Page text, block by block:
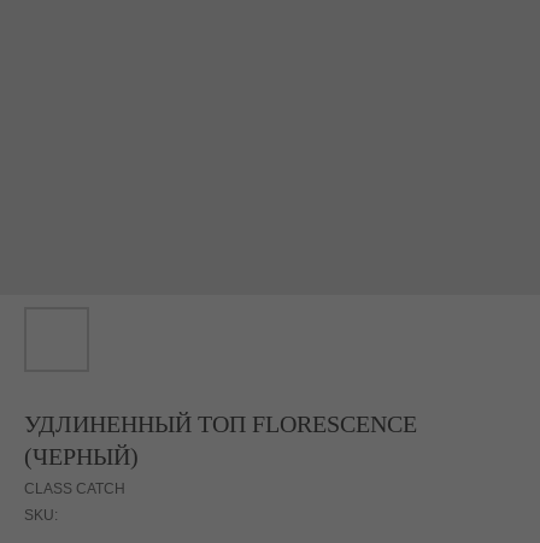
УДЛИНЕННЫЙ ТОП FLORESCENCE
(ЧЕРНЫЙ)
CLASS CATCH
SKU: